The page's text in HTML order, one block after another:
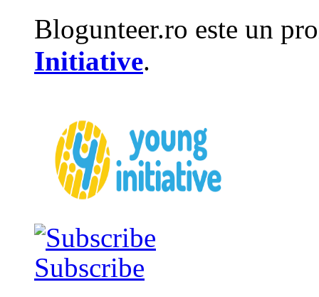
Blogunteer.ro este un
Initiative.
Subscribe